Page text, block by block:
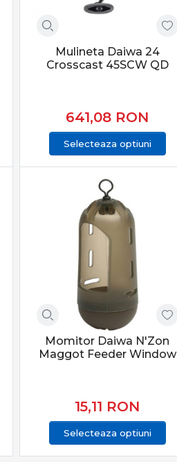
Mulineta Daiwa 24
Crosscast 45SCW QD
641,08 RON
Selecteaza optiuni
Momitor Daiwa N'Zon
Maggot Feeder Window
15,11 RON
Selecteaza optiuni